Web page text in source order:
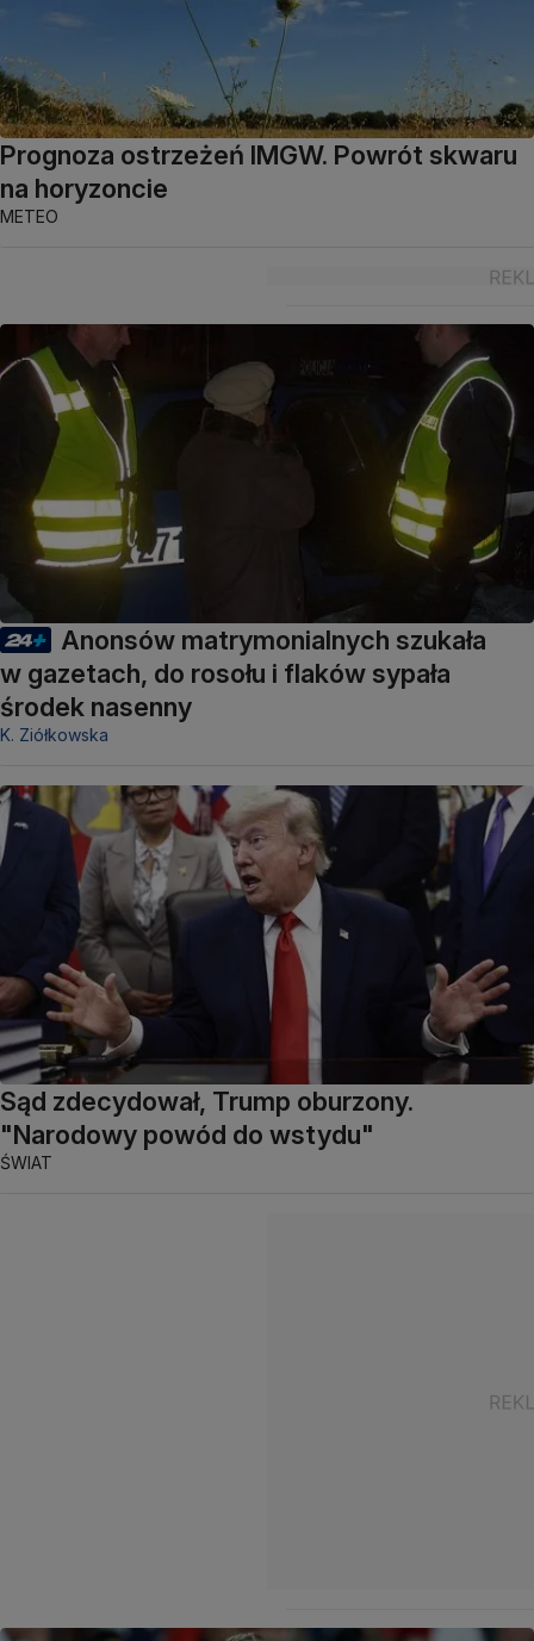
Prognoza ostrzeżeń IMGW. Powrót skwaru
na horyzoncie
METEO
Anonsów matrymonialnych szukała
w gazetach, do rosołu i flaków sypała
środek nasenny
K. Ziółkowska
Sąd zdecydował, Trump oburzony.
"Narodowy powód do wstydu"
ŚWIAT